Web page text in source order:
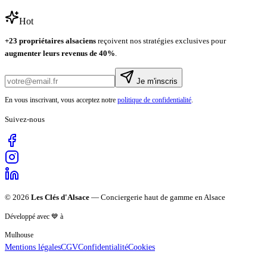
Hot
+23 propriétaires alsaciens reçoivent nos stratégies exclusives pour
augmenter leurs revenus de 40%.
Je m'inscris
En vous inscrivant, vous acceptez notre politique de confidentialité
Suivez-nous
© 2026 Les Clés d'Alsace — Conciergerie haut de gamme en Alsace
Développé avec 💙 à
Mulhouse
Mentions légalesCGVConfidentialitéCookies